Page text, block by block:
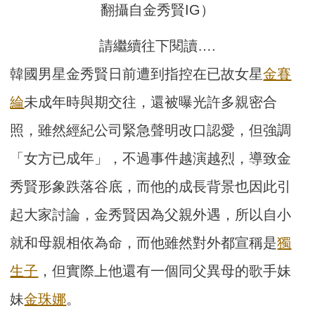
翻攝自金秀賢IG）
請繼續往下閱讀….
韓國男星金秀賢日前遭到指控在已故女星金賽
綸未成年時與期交往，還被曝光許多親密合
照，雖然經紀公司緊急聲明改口認愛，但強調
「女方已成年」，不過事件越演越烈，導致金
秀賢形象跌落谷底，而他的成長背景也因此引
起大家討論，金秀賢因為父親外遇，所以自小
就和母親相依為命，而他雖然對外都宣稱是獨
生子 ，但實際上他還有一個同父異母的歌手妹
妹金珠娜。